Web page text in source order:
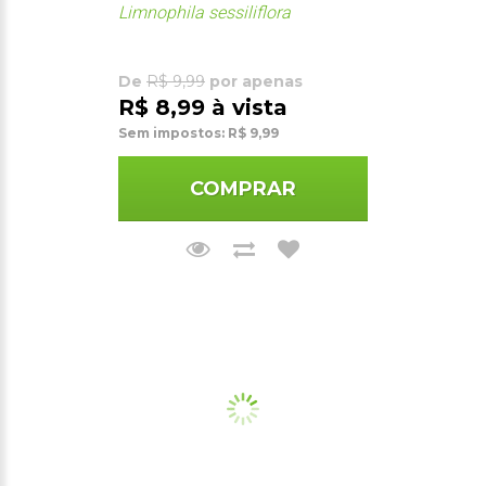
Limnophila sessiliflora
De R$ 9,99 por apenas
R$ 8,99 à vista
Sem impostos: R$ 9,99
COMPRAR